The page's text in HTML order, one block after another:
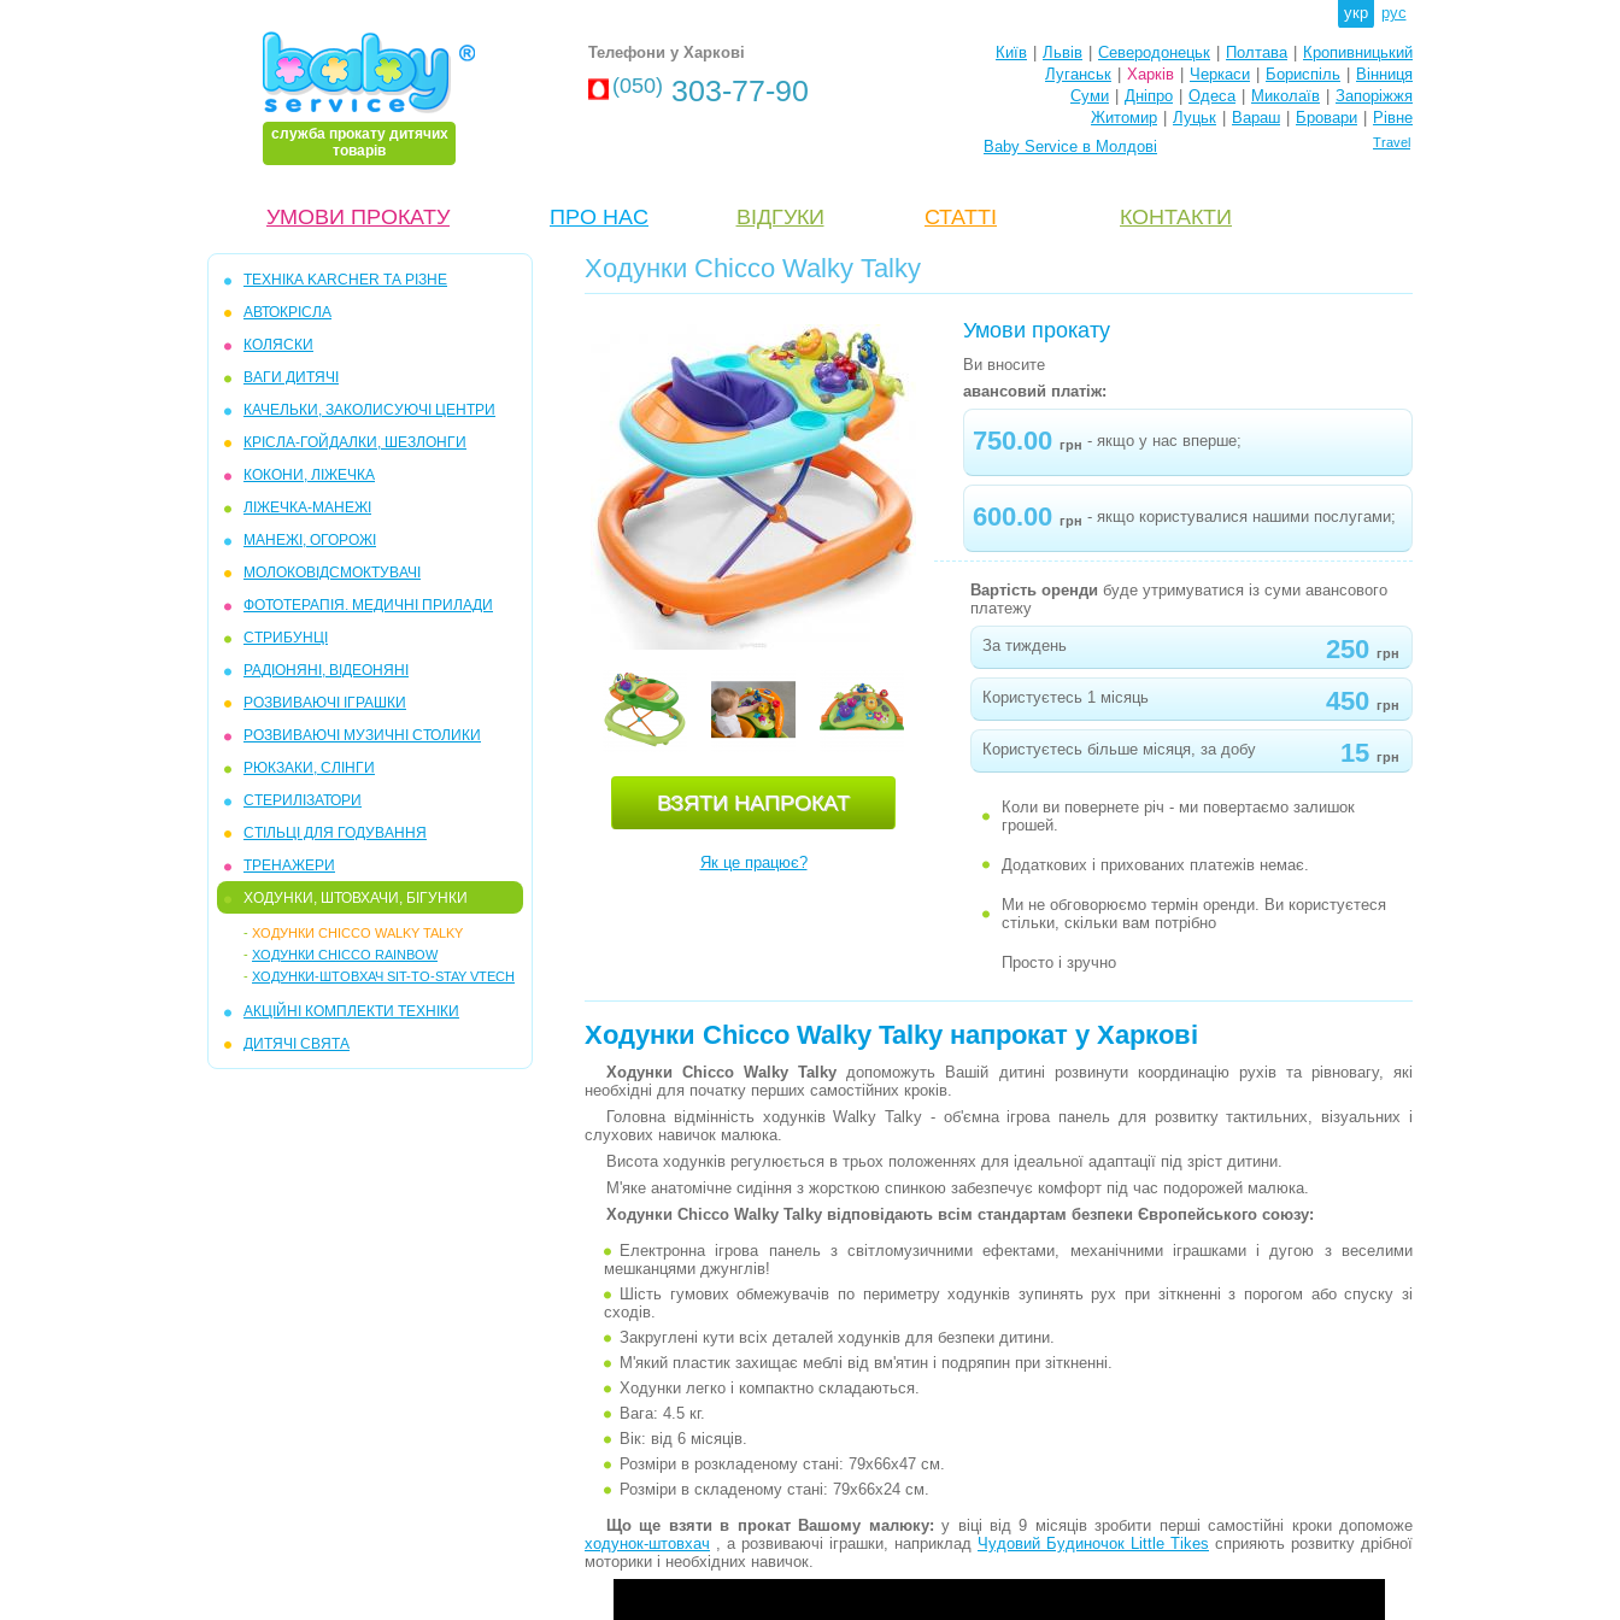
укр рус
служба прокату дитячих
товарів
Телефони у Харкові
(050) 303-77-90
Київ Львів Северодонецьк Полтава
Кропивницький
Луганськ
Харків Черкаси Бориспіль
Вінниця
Суми
Дніпро Одеса Миколаїв
Запоріжжя
Житомир
Луцьк Вараш Бровари
Рівне
Baby Service в Молдові
Travel
УМОВИ ПРОКАТУ ПРО НАС ВІДГУКИ СТАТТІ КОНТАКТИ
ТЕХНІКА KARCHER ТА РІЗНЕ
АВТОКРІСЛА
КОЛЯСКИ
ВАГИ ДИТЯЧІ
КАЧЕЛЬКИ, ЗАКОЛИСУЮЧI ЦЕНТРИ
КРIСЛА-ГОЙДАЛКИ, ШЕЗЛОНГИ
КОКОНИ, ЛIЖЕЧКА
ЛIЖЕЧКА-МАНЕЖI
МАНЕЖІ, ОГОРОЖІ
МОЛОКОВІДСМОКТУВАЧІ
ФОТОТЕРАПІЯ. МЕДИЧНІ ПРИЛАДИ
СТРИБУНЦI
РАДІОНЯНІ, ВІДЕОНЯНІ
РОЗВИВАЮЧІ ІГРАШКИ
РОЗВИВАЮЧI МУЗИЧНI СТОЛИКИ
РЮКЗАКИ, СЛIНГИ
СТЕРИЛIЗАТОРИ
СТIЛЬЦІ ДЛЯ ГОДУВАННЯ
ТРЕНАЖЕРИ
ХОДУНКИ, ШТОВХАЧИ, БIГУНКИ
- ХОДУНКИ CHICCO WALKY TALKY
- ХОДУНКИ CHICCO RAINBOW
- ХОДУНКИ-ШТОВХАЧ SIT-TO-STAY VTECH
АКЦІЙНІ КОМПЛЕКТИ ТЕХНІКИ
ДИТЯЧІ СВЯТА
Ходунки Chicco Walky Talky
Як це працює?
Умови прокату
Ви вносите
авансовий платіж:
750.00 грн - якщо у нас вперше;
600.00 грн - якщо користувалися нашими послугами;
Вартість оренди буде утримуватися із суми авансового
платежу
За тиждень 250 грн
Користуєтесь 1 місяць 450 грн
Користуєтесь більше місяця, за добу 15 грн
Коли ви повернете річ - ми повертаємо залишок
грошей.
Додаткових і прихованих платежів немає.
Ми не обговорюємо термін оренди. Ви користуєтеся
стільки, скільки вам потрібно
Просто і зручно
Ходунки Chicco Walky Talky напрокат у Харкові
Ходунки Chicco Walky Talky допоможуть Вашій дитині розвинути координацію рухів та рівновагу, які
необхідні для початку перших самостійних кроків.
Головна відмінність ходунків Walky Talky - об'ємна ігрова панель для розвитку тактильних, візуальних і
слухових навичок малюка.
Висота ходунків регулюється в трьох положеннях для ідеальної адаптації під зріст дитини.
М'яке анатомічне сидіння з жорсткою спинкою забезпечує комфорт під час подорожей малюка.
Ходунки Chicco Walky Talky відповідають всім стандартам безпеки Європейського союзу:
Електронна ігрова панель з світломузичними ефектами, механічними іграшками і дугою з веселими
мешканцями джунглів!
Шість гумових обмежувачів по периметру ходунків зупинять рух при зіткненні з порогом або спуску зі
сходів.
Закруглені кути всіх деталей ходунків для безпеки дитини.
М'який пластик захищає меблі від вм'ятин і подряпин при зіткненні.
Ходунки легко і компактно складаються.
Вага: 4.5 кг.
Вік: від 6 місяців.
Розміри в розкладеному стані: 79х66х47 см.
Розміри в складеному стані: 79х66х24 см.
Що ще взяти в прокат Вашому малюку: у віці від 9 місяців зробити перші самостійні кроки допоможе
ходунок-штовхач , а розвиваючі іграшки, наприклад Чудовий Будиночок Little Tikes сприяють розвитку дрібної
моторики і необхідних навичок.